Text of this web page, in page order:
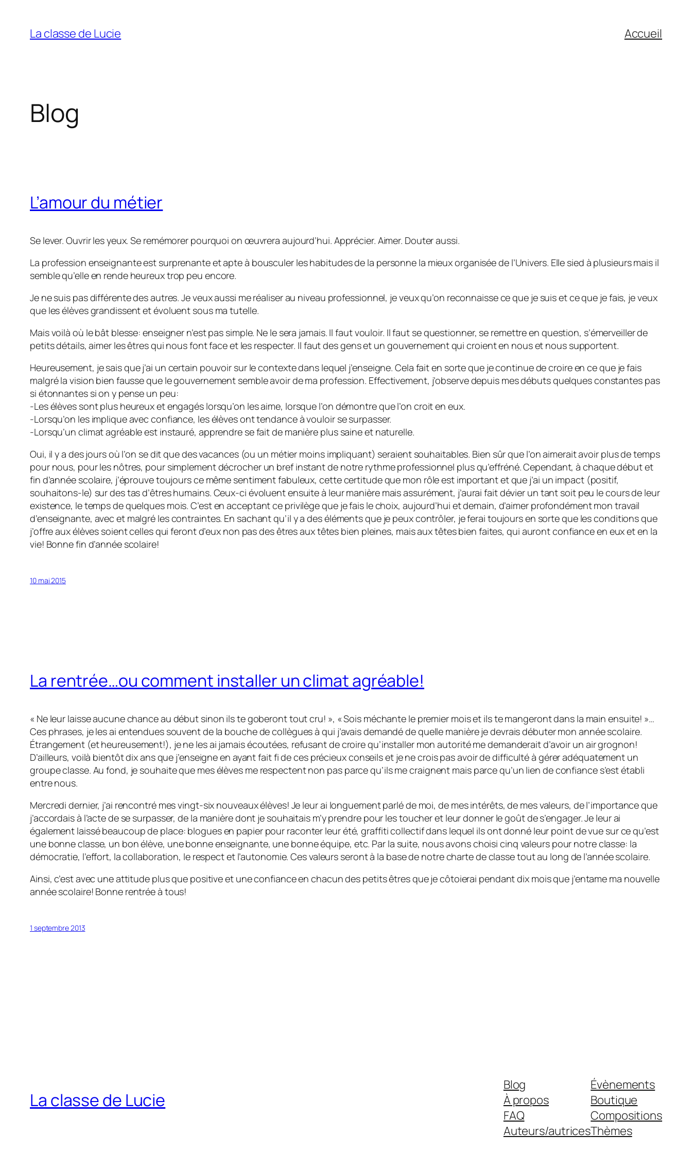
contenu
La classe de Lucie Accueil
Blog
L’amour du métier
Se lever. Ouvrir les yeux. Se remémorer pourquoi on œuvrera aujourd’hui. Apprécier. Aimer. Douter aussi.
La profession enseignante est surprenante et apte à bousculer les habitudes de la personne la mieux organisée de l’Univers. Elle sied à plusieurs mais il
semble qu’elle en rende heureux trop peu encore.
Je ne suis pas différente des autres. Je veux aussi me réaliser au niveau professionnel, je veux qu’on reconnaisse ce que je suis et ce que je fais, je veux
que les élèves grandissent et évoluent sous ma tutelle.
Mais voilà où le bât blesse: enseigner n’est pas simple. Ne le sera jamais. Il faut vouloir. Il faut se questionner, se remettre en question, s’émerveiller de
petits détails, aimer les êtres qui nous font face et les respecter. Il faut des gens et un gouvernement qui croient en nous et nous supportent.
Heureusement, je sais que j’ai un certain pouvoir sur le contexte dans lequel j’enseigne. Cela fait en sorte que je continue de croire en ce que je fais
malgré la vision bien fausse que le gouvernement semble avoir de ma profession. Effectivement, j’observe depuis mes débuts quelques constantes pas
si étonnantes si on y pense un peu:
-Les élèves sont plus heureux et engagés lorsqu’on les aime, lorsque l’on démontre que l’on croit en eux.
-Lorsqu’on les implique avec confiance, les élèves ont tendance à vouloir se surpasser.
-Lorsqu’un climat agréable est instauré, apprendre se fait de manière plus saine et naturelle.
Oui, il y a des jours où l’on se dit que des vacances (ou un métier moins impliquant) seraient souhaitables. Bien sûr que l’on aimerait avoir plus de temps
pour nous, pour les nôtres, pour simplement décrocher un bref instant de notre rythme professionnel plus qu’effréné. Cependant, à chaque début et
fin d’année scolaire, j’éprouve toujours ce même sentiment fabuleux, cette certitude que mon rôle est important et que j’ai un impact (positif,
souhaitons-le) sur des tas d’êtres humains. Ceux-ci évoluent ensuite à leur manière mais assurément, j’aurai fait dévier un tant soit peu le cours de leur
existence, le temps de quelques mois. C’est en acceptant ce privilège que je fais le choix, aujourd’hui et demain, d’aimer profondément mon travail
d’enseignante, avec et malgré les contraintes. En sachant qu’il y a des éléments que je peux contrôler, je ferai toujours en sorte que les conditions que
j’offre aux élèves soient celles qui feront d’eux non pas des êtres aux têtes bien pleines, mais aux têtes bien faites, qui auront confiance en eux et en la
vie! Bonne fin d’année scolaire!
10 mai 2015
La rentrée…ou comment installer un climat agréable!
« Ne leur laisse aucune chance au début sinon ils te goberont tout cru! », « Sois méchante le premier mois et ils te mangeront dans la main ensuite! »…
Ces phrases, je les ai entendues souvent de la bouche de collègues à qui j’avais demandé de quelle manière je devrais débuter mon année scolaire.
Étrangement (et heureusement!), je ne les ai jamais écoutées, refusant de croire qu’installer mon autorité me demanderait d’avoir un air grognon!
D’ailleurs, voilà bientôt dix ans que j’enseigne en ayant fait fi de ces précieux conseils et je ne crois pas avoir de difficulté à gérer adéquatement un
groupe classe. Au fond, je souhaite que mes élèves me respectent non pas parce qu’ils me craignent mais parce qu’un lien de confiance s’est établi
entre nous.
Mercredi dernier, j’ai rencontré mes vingt-six nouveaux élèves! Je leur ai longuement parlé de moi, de mes intérêts, de mes valeurs, de l’importance que
j’accordais à l’acte de se surpasser, de la manière dont je souhaitais m’y prendre pour les toucher et leur donner le goût de s’engager. Je leur ai
également laissé beaucoup de place: blogues en papier pour raconter leur été, graffiti collectif dans lequel ils ont donné leur point de vue sur ce qu’est
une bonne classe, un bon élève, une bonne enseignante, une bonne équipe, etc. Par la suite, nous avons choisi cinq valeurs pour notre classe: la
démocratie, l’effort, la collaboration, le respect et l’autonomie. Ces valeurs seront à la base de notre charte de classe tout au long de l’année scolaire.
Ainsi, c’est avec une attitude plus que positive et une confiance en chacun des petits êtres que je côtoierai pendant dix mois que j’entame ma nouvelle
année scolaire! Bonne rentrée à tous!
1 septembre 2013
La classe de Lucie
Blog
À propos
FAQ
Auteurs/autrices
Évènements
Boutique
Compositions
Thèmes